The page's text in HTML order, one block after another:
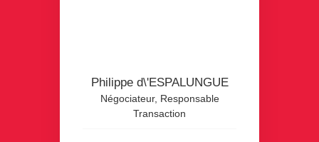
Philippe d\'ESPALUNGUE
Négociateur, Responsable
Transaction